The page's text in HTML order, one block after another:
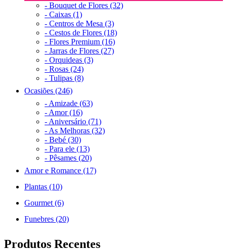
- Bouquet de Flores (32)
- Caixas (1)
- Centros de Mesa (3)
- Cestos de Flores (18)
- Flores Premium (16)
- Jarras de Flores (27)
- Orquideas (3)
- Rosas (24)
- Tulipas (8)
Ocasiões (246)
- Amizade (63)
- Amor (16)
- Aniversário (71)
- As Melhoras (32)
- Bebé (30)
- Para ele (13)
- Pêsames (20)
Amor e Romance (17)
Plantas (10)
Gourmet (6)
Funebres (20)
Produtos Recentes